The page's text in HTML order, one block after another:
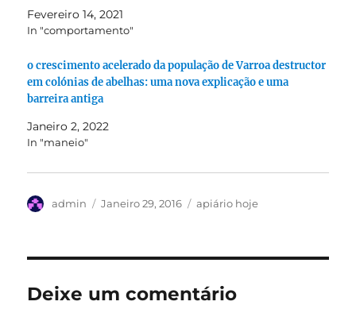
Fevereiro 14, 2021
In "comportamento"
o crescimento acelerado da população de Varroa destructor
em colónias de abelhas: uma nova explicação e uma
barreira antiga
Janeiro 2, 2022
In "maneio"
Autor
admin
Publicado
Janeiro 29, 2016 Categorias
apiário hoje
Deixe um comentário